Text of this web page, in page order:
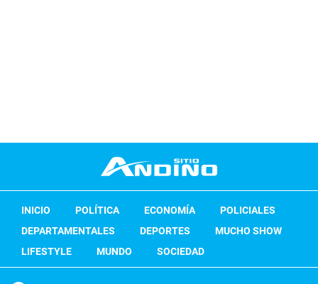
INICIO POLÍTICA ECONOMÍA
POLICIALES
DEPARTAMENTALES
DEPORTES
MUCHO SHOW
LIFESTYLE
MUNDO SOCIEDAD